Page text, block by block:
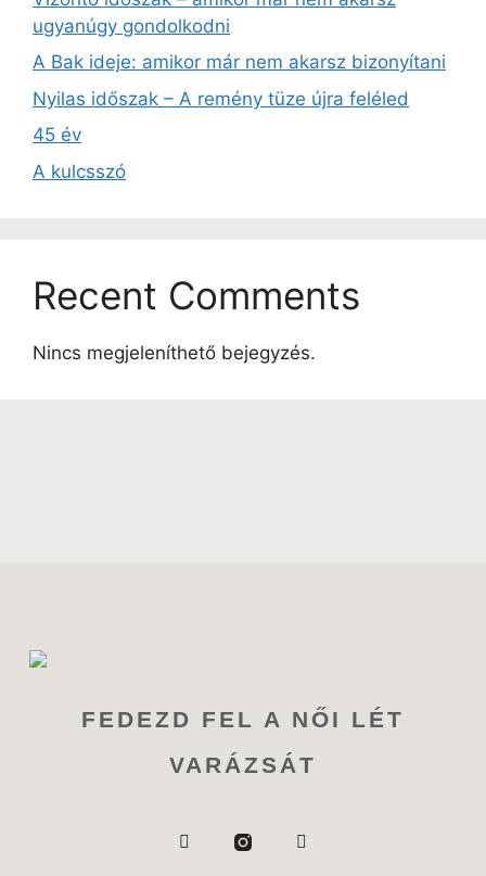
ugyanúgy gondolkodni
A Bak ideje: amikor már nem akarsz bizonyítani
Nyilas időszak – A remény tüze újra feléled
45 év
A kulcsszó
Recent Comments
Nincs megjeleníthető bejegyzés.
FEDEZD FEL A NŐI LÉT
VARÁZSÁT